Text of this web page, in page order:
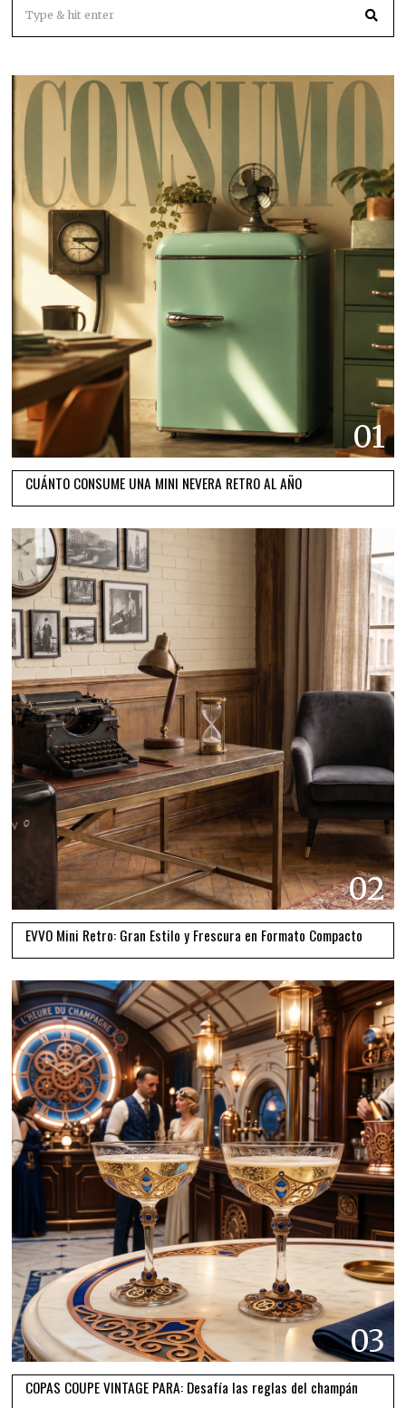
01
CUÁNTO CONSUME UNA MINI NEVERA RETRO AL AÑO
02
EVVO Mini Retro: Gran Estilo y Frescura en Formato Compacto
03
COPAS COUPE VINTAGE PARA: Desafía las reglas del champán